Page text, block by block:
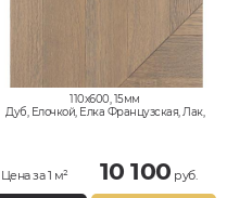
110x600, 15мм
Дуб, Елочкой, Елка Французская, Лак,
Цена за 1 м² 10 100 руб.